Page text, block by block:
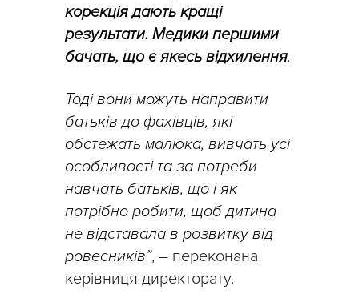
корекція дають кращі
результати. Медики першими
бачать, що є якесь відхилення.
Тоді вони можуть направити
батьків до фахівців, які
обстежать малюка, вивчать усі
особливості та за потреби
навчать батьків, що і як
потрібно робити, щоб дитина
не відставала в розвитку від
ровесників”, – переконана
керівниця директорату.